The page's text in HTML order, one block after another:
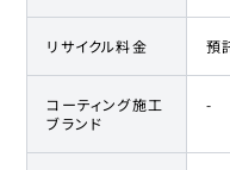
リサイクル料金 預
コーティング施工
ブランド
-